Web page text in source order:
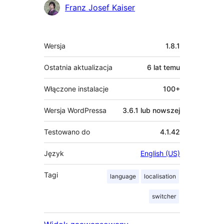
Franz Josef Kaiser
Meta
Wersja 1.8.1
Ostatnia aktualizacja 6 lat temu
Włączone instalacje 100+
Wersja WordPressa 3.6.1 lub nowszej
Testowano do 4.1.42
Język English (US)
Tagi language localisation
switcher